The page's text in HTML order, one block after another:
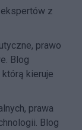
z
prawo
Blog
kieruje
prawa
Blog